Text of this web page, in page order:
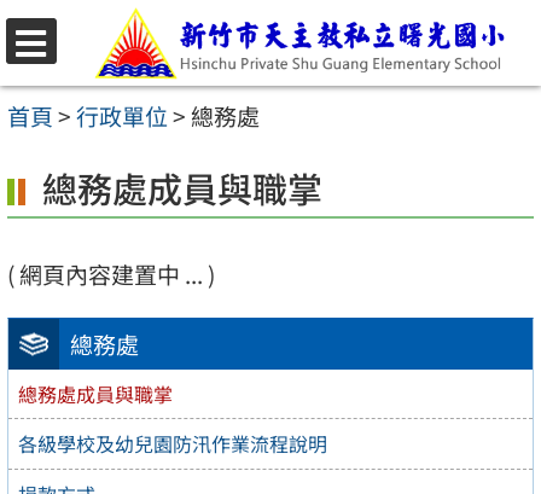
跳
至
主
內
容
區
選
單
首頁>行政單位> 總務處
總務處
總務處成員與職掌
各級學校及幼兒園防汛作業流程說明
總務處成員與職掌
( 網頁內容建置中 ... )